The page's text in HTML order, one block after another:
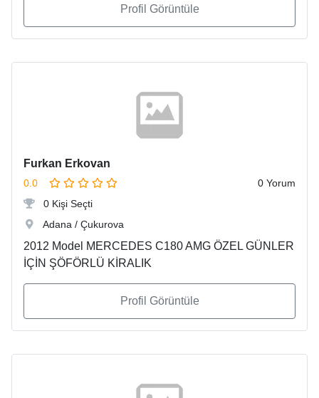
Profil Görüntüle
Furkan Erkovan
0.0
0 Yorum
0 Kişi Seçti
Adana / Çukurova
2012 Model MERCEDES C180 AMG ÖZEL GÜNLER
İÇİN ŞÖFÖRLÜ KİRALIK
Profil Görüntüle